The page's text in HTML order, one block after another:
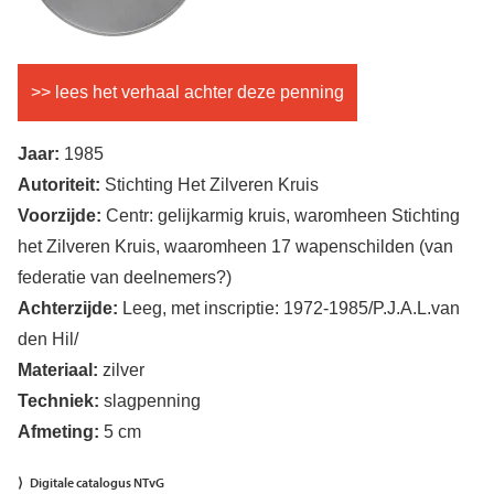
>> lees het verhaal achter deze penning
Jaar: 1985
Autoriteit: Stichting Het Zilveren Kruis
Voorzijde: Centr: gelijkarmig kruis, waromheen Stichting
het Zilveren Kruis, waaromheen 17 wapenschilden (van
federatie van deelnemers?)
Achterzijde: Leeg, met inscriptie: 1972-1985/P.J.A.L.van
den Hil/
Materiaal: zilver
Techniek: slagpenning
Afmeting: 5 cm
Digitale catalogus NTvG